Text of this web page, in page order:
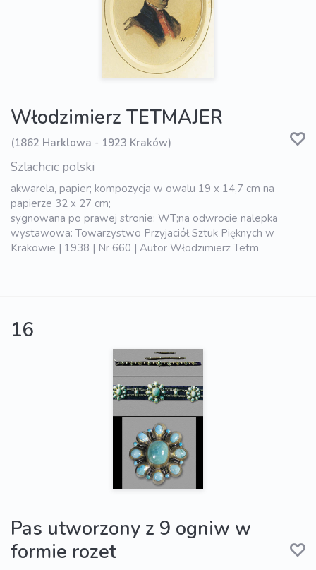
Włodzimierz TETMAJER
(1862 Harklowa - 1923 Kraków)
Szlachcic polski
akwarela, papier; kompozycja w owalu 19 x 14,7 cm na
papierze 32 x 27 cm;
sygnowana po prawej stronie: WT;na odwrocie nalepka
wystawowa: Towarzystwo Przyjaciół Sztuk Pięknych w
Krakowie | 1938 | Nr 660 | Autor Włodzimierz Tetm
16
Pas utworzony z 9 ogniw w
formie rozet